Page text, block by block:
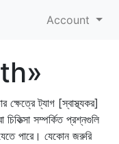
Account
ক্ষেত্রে ট্যাগ [স্বাস্থ্যকর]
চিকিত্সা সম্পর্কিত প্রশ্নগুলি
পারে। যেকোন জরুরি